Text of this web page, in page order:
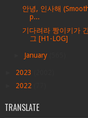
안녕, 인사해
p...
기다려라 짱이키가
그 [H1-LOG]
January
2023
2022
TRANSLATE